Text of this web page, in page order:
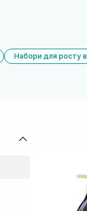
Набори для росту